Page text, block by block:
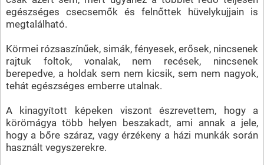
egészséges csecsemők és felnőttek hüvelykujjain is
megtalálható.
Körmei rózsaszínűek, simák, fényesek, erősek, nincsenek
rajtuk foltok, vonalak, nem recések, nincsenek
berepedve, a holdak sem nem kicsik, sem nem nagyok,
tehát egészséges emberre utalnak.
A kinagyított képeken viszont észrevettem, hogy a
körömágya több helyen beszakadt, ami annak a jele,
hogy a bőre száraz, vagy érzékeny a házi munkák során
használt vegyszerekre.